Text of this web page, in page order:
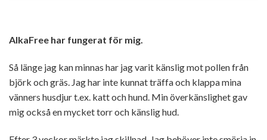
AlkaFree har fungerat för mig.
Så länge jag kan minnas har jag varit känslig mot pollen från
björk och gräs. Jag har inte kunnat träffa och klappa mina
vänners husdjur t.ex. katt och hund. Min överkänslighet gav
mig också en mycket torr och känslig hud.